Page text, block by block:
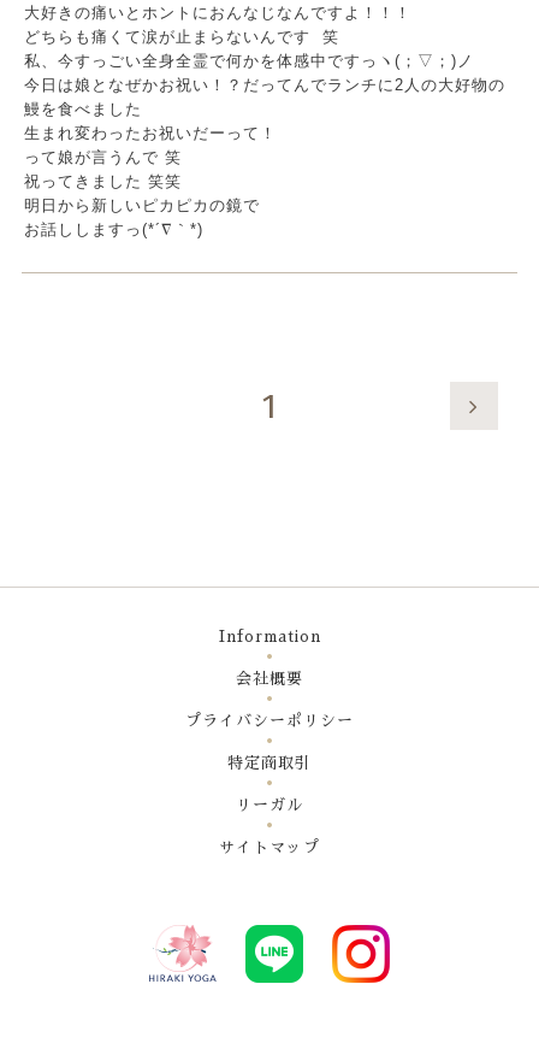
大好きの痛いとホントにおんなじなんですよ！！！
どちらも痛くて涙が止まらないんです 笑
私、今すっごい全身全霊で何かを体感中ですっヽ(；▽；)ノ
今日は娘となぜかお祝い！？だってんでランチに2人の大好物の
鰻を食べました
生まれ変わったお祝いだーって！
って娘が言うんで 笑
祝ってきました 笑笑
明日から新しいピカピカの鏡で
お話ししますっ(*´∇｀*)
1
Information
会社概要
プライバシーポリシー
特定商取引
リーガル
サイトマップ